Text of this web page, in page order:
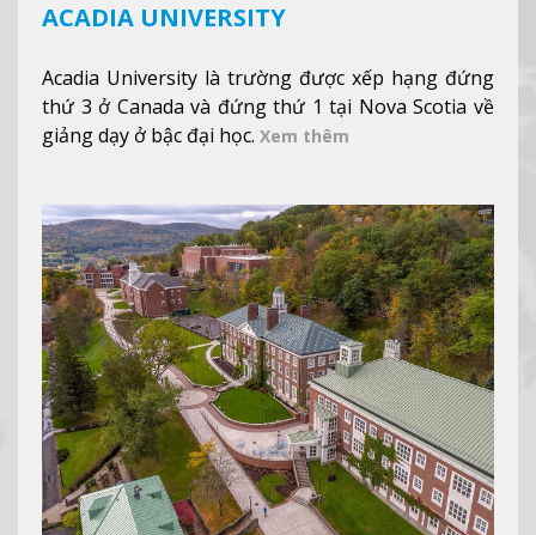
ACADIA UNIVERSITY
Acadia University là trường được xếp hạng đứng
thứ 3 ở Canada và đứng thứ 1 tại Nova Scotia về
giảng dạy ở bậc đại học. Xem thêm